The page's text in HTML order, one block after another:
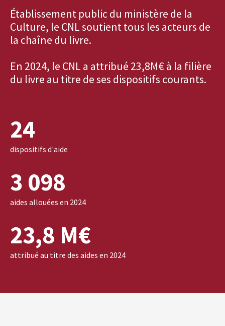
Établissement public du ministère de la
Culture, le CNL soutient tous les acteurs de
la chaîne du livre.
En 2024, le CNL a attribué 23,8M€ à la filière
du livre au titre de ses dispositifs courants.
24
dispositifs d'aide
3 098
aides allouées en 2024
23,8 M€
attribué au titre des aides en 2024